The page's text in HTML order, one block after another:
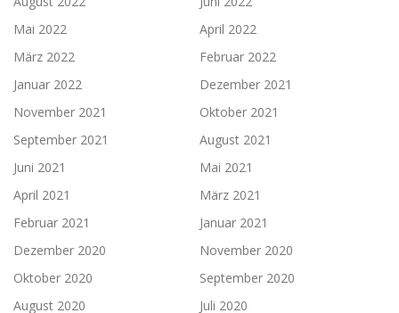
Mai 2022
April 2022
März 2022
Februar 2022
Januar 2022
Dezember 2021
November 2021
Oktober 2021
September 2021
August 2021
Juni 2021
Mai 2021
April 2021
März 2021
Februar 2021
Januar 2021
Dezember 2020
November 2020
Oktober 2020
September 2020
August 2020
Juli 2020